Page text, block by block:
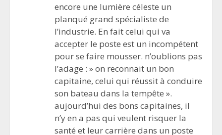
encore une lumière céleste un
planqué grand spécialiste de
l’industrie. En fait celui qui va
accepter le poste est un incompétent
pour se faire mousser. n’oublions pas
l’adage : » on reconnait un bon
capitaine, celui qui réussit à conduire
son bateau dans la tempête ».
aujourd’hui des bons capitaines, il
n’y en a pas qui veulent risquer la
santé et leur carrière dans un poste